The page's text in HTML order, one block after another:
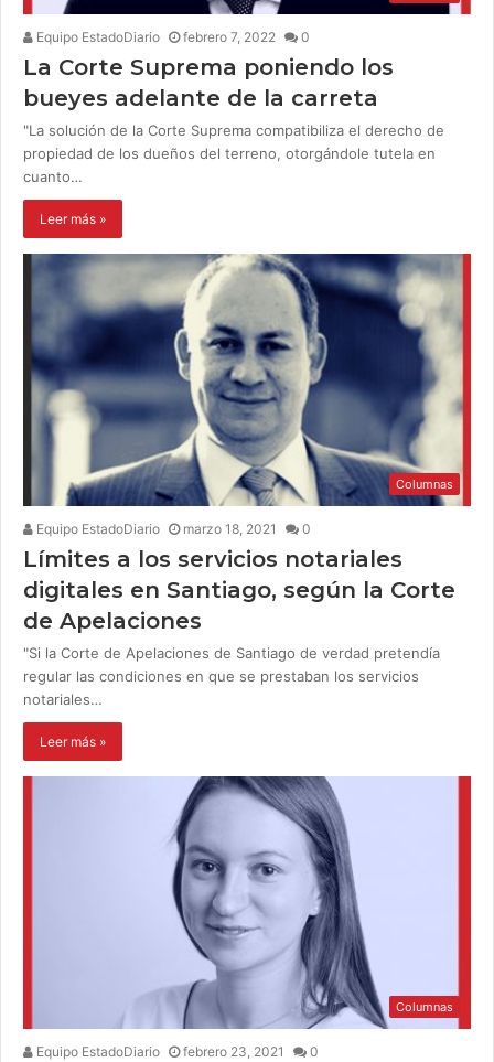
Equipo EstadoDiario febrero 7, 2022 0
La Corte Suprema poniendo los
bueyes adelante de la carreta
"La solución de la Corte Suprema compatibiliza el derecho de
propiedad de los dueños del terreno, otorgándole tutela en
cuanto…
Leer más »
Columnas
Equipo EstadoDiario marzo 18, 2021 0
Límites a los servicios notariales
digitales en Santiago, según la Corte
de Apelaciones
"Si la Corte de Apelaciones de Santiago de verdad pretendía
regular las condiciones en que se prestaban los servicios
notariales…
Leer más »
Columnas
Equipo EstadoDiario febrero 23, 2021 0